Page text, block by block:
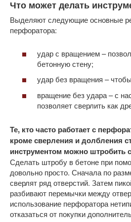
Что может делать
Выделяют следующие основные
перфоратора:
удар с вращением –
бетонную стену;
удар без вращения –
вращение без удара – с
позволяет сверлить как
Те, кто часто работает с
кроме сверления и долбления
инструментом можно штробить
Сделать штробу в бетоне при
довольно просто. Сначала по
сверлят ряд отверстий. Затем
разбивают перемычки между
использование перфоратора
отказаться от покупки